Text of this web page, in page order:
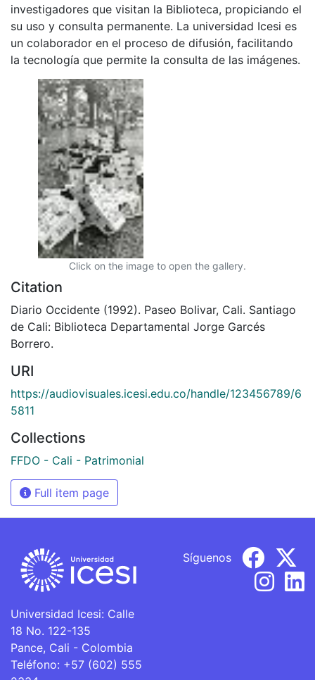
investigadores que visitan la Biblioteca, propiciando el
su uso y consulta permanente. La universidad Icesi es
un colaborador en el proceso de difusión, facilitando
la tecnología que permite la consulta de las imágenes.
Click on the image to open the gallery.
Citation
Diario Occidente (1992). Paseo Bolivar, Cali. Santiago
de Cali: Biblioteca Departamental Jorge Garcés
Borrero.
URI
https://audiovisuales.icesi.edu.co/handle/123456789/6
5811
Collections
FFDO - Cali - Patrimonial
Full item page
Universidad Icesi: Calle
18 No. 122-135
Pance, Cali - Colombia
Teléfono: +57 (602) 555
Síguenos